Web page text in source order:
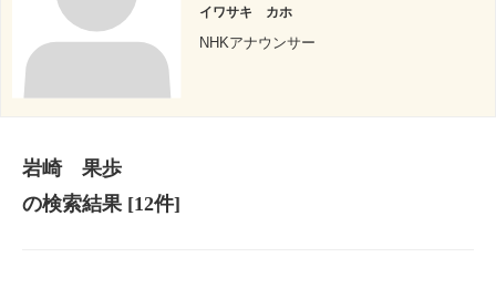
イワサキ カホ
NHKアナウンサー
岩崎 果歩
の検索結果[12件]